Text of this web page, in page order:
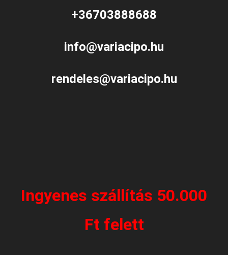
+36703888688
info@variacipo.hu
rendeles@variacipo.hu
Ingyenes szállítás 50.000
Ft felett